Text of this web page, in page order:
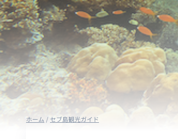
ホーム / セブ島観光ガイド